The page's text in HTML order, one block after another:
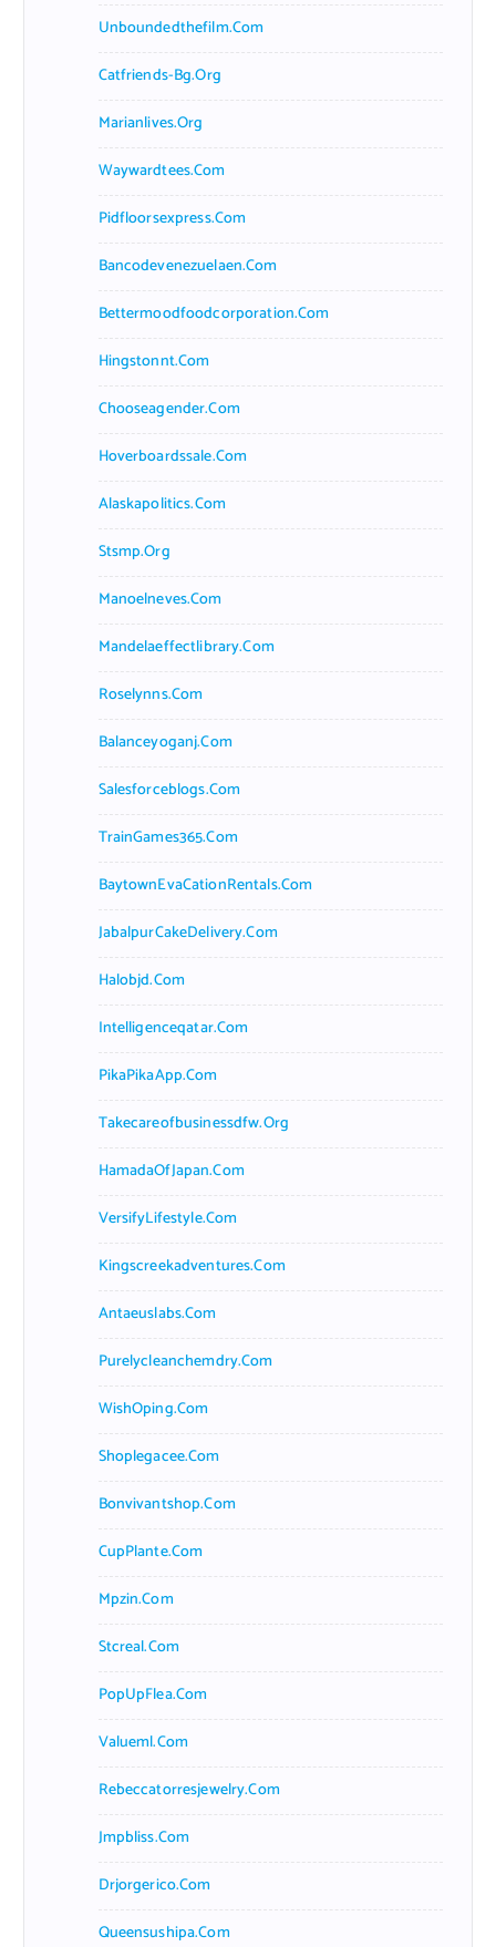
Unboundedthefilm.com
Catfriends-Bg.org
Marianlives.org
Waywardtees.com
Pidfloorsexpress.com
Bancodevenezuelaen.com
Bettermoodfoodcorporation.com
Hingstonnt.com
Chooseagender.com
Hoverboardssale.com
Alaskapolitics.com
Stsmp.org
Manoelneves.com
Mandelaeffectlibrary.com
Roselynns.com
Balanceyoganj.com
Salesforceblogs.com
TrainGames365.com
BaytownEvaCationRentals.com
JabalpurCakeDelivery.com
Halobjd.com
Intelligenceqatar.com
PikaPikaApp.com
Takecareofbusinessdfw.org
HamadaOfJapan.com
VersifyLifestyle.com
Kingscreekadventures.com
Antaeuslabs.com
Purelycleanchemdry.com
WishOping.com
Shoplegacee.com
Bonvivantshop.com
CupPlante.com
Mpzin.com
Stcreal.com
PopUpFlea.com
Valueml.com
Rebeccatorresjewelry.com
Jmpbliss.com
Drjorgerico.com
Queensushipa.com